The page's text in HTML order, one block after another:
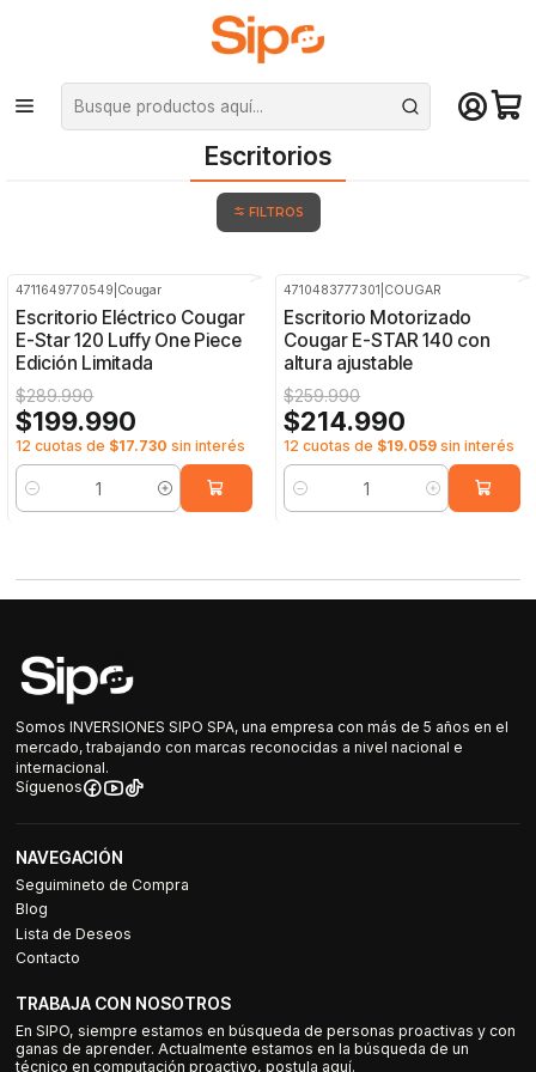
¡Compra hasta mediodía y recibe hoy! De lunes a sábado en el gran
Santiago. Envío gratis desde $29.990
Inicio Computación y Gamers Sillas y Escritorios Escritorios
Escritorios
FILTROS
4711649770549 Cougar
Escritorio Eléctrico Cougar
E-Star 120 Luffy One Piece
Edición Limitada
$289.990
$199.990
12 cuotas de $17.730 sin interés
Cantidad
4710483777301 COUGAR
Escritorio Motorizado
Cougar E-STAR 140 con
altura ajustable
$259.990
$214.990
12 cuotas de $19.059 sin interés
Cantidad
Somos INVERSIONES SIPO SPA, una empresa con más de 5 años en el
mercado, trabajando con marcas reconocidas a nivel nacional e
internacional.
Síguenos
NAVEGACIÓN
Seguimineto de Compra
Blog
Lista de Deseos
Contacto
TRABAJA CON NOSOTROS
En SIPO, siempre estamos en búsqueda de personas proactivas y con
ganas de aprender. Actualmente estamos en la búsqueda de un
técnico en computación proactivo, postula aquí.